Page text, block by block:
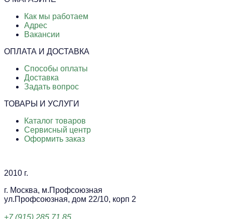
Как мы работаем
Адрес
Вакансии
ОПЛАТА И ДОСТАВКА
Способы оплаты
Доставка
Задать вопрос
ТОВАРЫ И УСЛУГИ
Каталог товаров
Сервисный центр
Оформить заказ
2010 г.
г. Москва, м.Профсоюзная
ул.Профсоюзная, дом 22/10, корп 2